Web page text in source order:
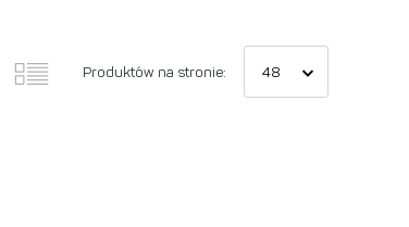
Produktów na stronie: